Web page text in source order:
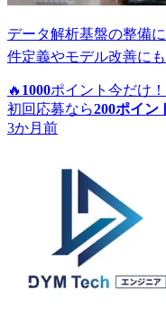
データ解析基盤の整備
件定義やモデル改善に
🔥 1000ポイント 今だけ！
初回応募なら200ポイン
3か月前